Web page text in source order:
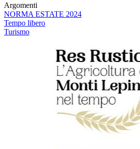
Argomenti
NORMA ESTATE 2024
Tempo libero
Turismo